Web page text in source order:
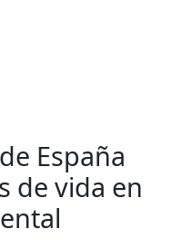
España
de vida en